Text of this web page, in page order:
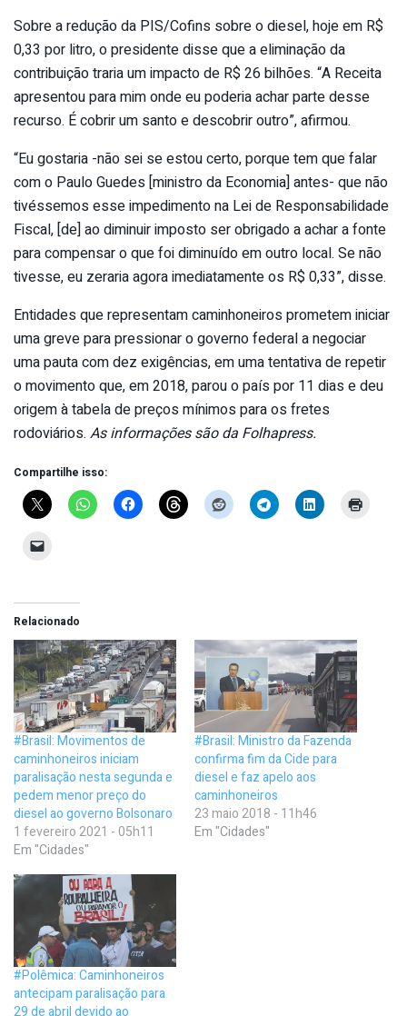
Sobre a redução da PIS/Cofins sobre o diesel, hoje em R$
0,33 por litro, o presidente disse que a eliminação da
contribuição traria um impacto de R$ 26 bilhões. “A Receita
apresentou para mim onde eu poderia achar parte desse
recurso. É cobrir um santo e descobrir outro”, afirmou.
“Eu gostaria -não sei se estou certo, porque tem que falar
com o Paulo Guedes [ministro da Economia] antes- que não
tivéssemos esse impedimento na Lei de Responsabilidade
Fiscal, [de] ao diminuir imposto ser obrigado a achar a fonte
para compensar o que foi diminuído em outro local. Se não
tivesse, eu zeraria agora imediatamente os R$ 0,33”, disse.
Entidades que representam caminhoneiros prometem iniciar
uma greve para pressionar o governo federal a negociar
uma pauta com dez exigências, em uma tentativa de repetir
o movimento que, em 2018, parou o país por 11 dias e deu
origem à tabela de preços mínimos para os fretes
rodoviários. As informações são da Folhapress.
Compartilhe isso:
Relacionado
#Brasil: Movimentos de
caminhoneiros iniciam
paralisação nesta segunda e
pedem menor preço do
diesel ao governo Bolsonaro
1 fevereiro 2021 - 05h11
Em "Cidades"
#Brasil: Ministro da Fazenda
confirma fim da Cide para
diesel e faz apelo aos
caminhoneiros
23 maio 2018 - 11h46
Em "Cidades"
#Polêmica: Caminhoneiros
antecipam paralisação para
29 de abril devido ao